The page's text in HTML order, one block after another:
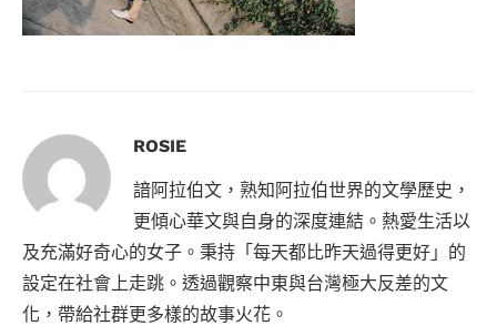
ROSIE
諳阿拉伯文，熟知阿拉伯世界的文學歷史，
更傾心華文與自身的深度連結。熱愛生活以
及充滿好奇心的女子。秉持「每天都比昨天過得更好」的
設定在社會上走跳。透過觀察中東與台灣極大反差的文
化，帶給社群更多樣的故事火花。